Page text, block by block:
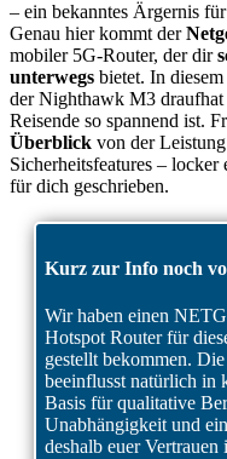
– ein bekanntes Ärgernis
Genau hier kommt der
mobiler 5G-Router, der dir
unterwegs bietet. In
der Nighthawk M3
Reisende so spannend ist.
Überblick von der
Sicherheitsfeatures –
für dich geschrieben.
Kurz zur Info noch
Wir haben einen
Hotspot Router für
gestellt bekommen.
beeinflusst natürlich in
Basis für qualitative
Unabhängigkeit und
deshalb euer Vertrauen